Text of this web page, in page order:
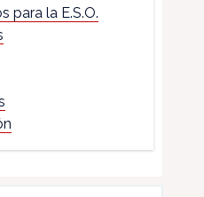
para la E.S.O.